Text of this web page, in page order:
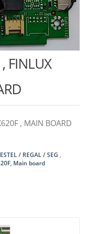
FINLUX
, MAIN BOARD
/ REGAL / SEG
, Main board